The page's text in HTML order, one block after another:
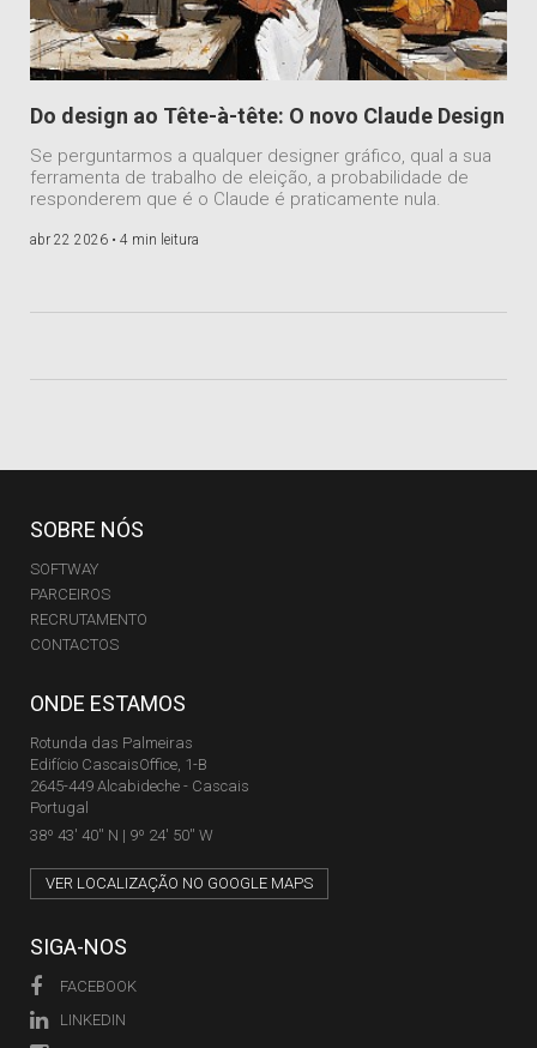
Do design ao Tête-à-tête: O novo Claude Design
Se perguntarmos a qualquer designer gráfico, qual a sua
ferramenta de trabalho de eleição, a probabilidade de
responderem que é o Claude é praticamente nula.
abr 22 2026 • 4 min leitura
SOBRE NÓS
SOFTWAY
PARCEIROS
RECRUTAMENTO
CONTACTOS
ONDE ESTAMOS
Rotunda das Palmeiras
Edifício CascaisOffice, 1-B
2645-449 Alcabideche - Cascais
Portugal
38º 43' 40'' N | 9º 24' 50'' W
VER LOCALIZAÇÃO NO GOOGLE MAPS
SIGA-NOS
FACEBOOK
LINKEDIN